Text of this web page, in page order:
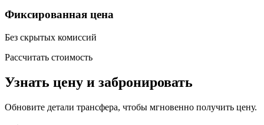
Фиксированная цена
Без скрытых комиссий
Рассчитать стоимость
Узнать цену и забронировать
Обновите детали трансфера, чтобы мгновенно получить цену.